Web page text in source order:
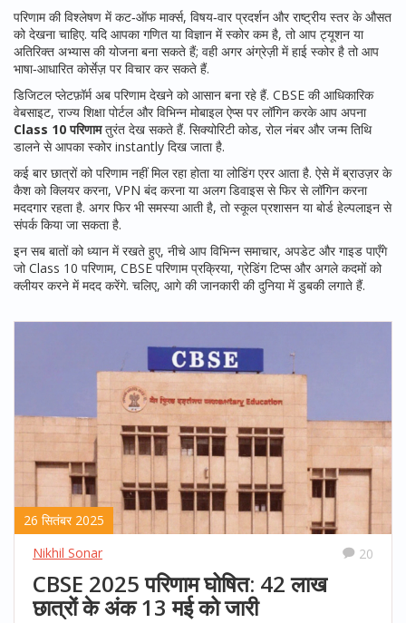
परिणाम की विश्लेषण में कट‑ऑफ मार्क्स, विषय‑वार प्रदर्शन और राष्ट्रीय स्तर के औसत
को देखना चाहिए. यदि आपका गणित या विज्ञान में स्कोर कम है, तो आप ट्यूशन या
अतिरिक्त अभ्यास की योजना बना सकते हैं; वही अगर अंग्रेज़ी में हाई स्कोर है तो आप
भाषा‑आधारित कोर्सेज़ पर विचार कर सकते हैं.
डिजिटल प्लेटफ़ॉर्म अब परिणाम देखने को आसान बना रहे हैं. CBSE की आधिकारिक
वेबसाइट, राज्य शिक्षा पोर्टल और विभिन्न मोबाइल ऐप्स पर लॉगिन करके आप अपना
Class 10 परिणामतुरंत देख सकते हैं. सिक्योरिटी कोड, रोल नंबर और जन्म तिथि
डालने से आपका स्कोर instantly दिख जाता है.
कई बार छात्रों को परिणाम नहीं मिल रहा होता या लोडिंग एरर आता है. ऐसे में ब्राउज़र के
कैश को क्लियर करना, VPN बंद करना या अलग डिवाइस से फिर से लॉगिन करना
मददगार रहता है. अगर फिर भी समस्या आती है, तो स्कूल प्रशासन या बोर्ड हेल्पलाइन से
संपर्क किया जा सकता है.
इन सब बातों को ध्यान में रखते हुए, नीचे आप विभिन्न समाचार, अपडेट और गाइड पाएँगे
जो Class 10 परिणाम, CBSE परिणाम प्रक्रिया, ग्रेडिंग टिप्स और अगले कदमों को
क्लीयर करने में मदद करेंगे. चलिए, आगे की जानकारी की दुनिया में डुबकी लगाते हैं.
26 सितंबर 2025
Nikhil Sonar
20
CBSE 2025 परिणाम घोषित: 42 लाख
छात्रों के अंक 13 मई को जारी